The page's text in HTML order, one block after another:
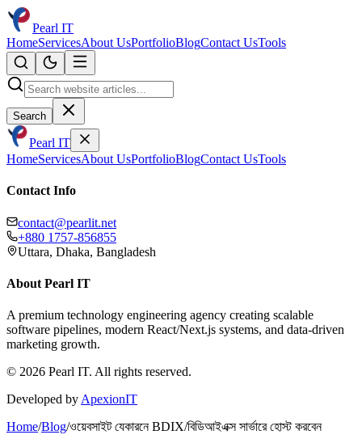
Pearl IT
HomeServicesAbout UsPortfolioBlogContact UsTools
Search
Pearl IT
HomeServicesAbout UsPortfolioBlogContact UsTools
Contact Info
contact@pearlit.net
+880 1757-856855
Uttara, Dhaka, Bangladesh
About Pearl IT
A premium technology engineering agency creating scalable
software pipelines, modern React/Next.js systems, and data-driven
marketing growth.
© 2026 Pearl IT. All rights reserved.
Developed by ApexionIT
Home/Blog/ওয়েবসাইট যেকারনে BDIX/বিডিআইএক্স সার্ভারে হোস্ট করবেন